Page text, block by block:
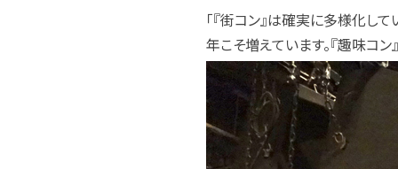
「『街コン』は確実に多様化し
年こそ増えています。『趣味コ